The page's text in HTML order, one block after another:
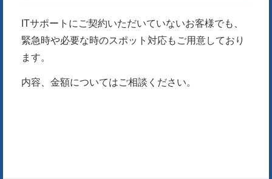
ITサポートにご契約いただいていないお客様でも、
緊急時や必要な時のスポット対応もご用意しており
ます。
内容、金額についてはご相談ください。